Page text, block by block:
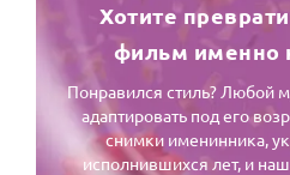
Хотите
фильм именно
Понравился стиль? Любой
адаптировать под его
снимки именинника,
исполнившихся лет, и